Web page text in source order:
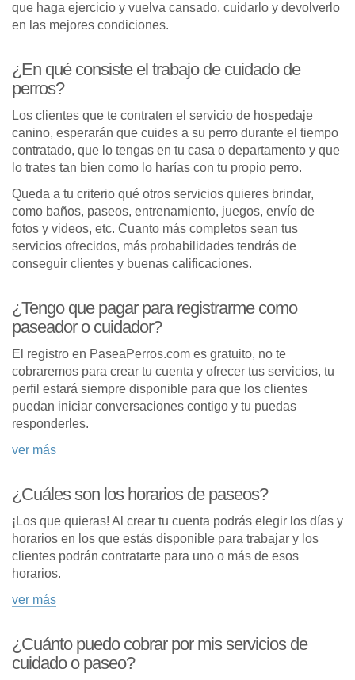
que haga ejercicio y vuelva cansado, cuidarlo y devolverlo
en las mejores condiciones.
¿En qué consiste el trabajo de cuidado de
perros?
Los clientes que te contraten el servicio de hospedaje
canino, esperarán que cuides a su perro durante el tiempo
contratado, que lo tengas en tu casa o departamento y que
lo trates tan bien como lo harías con tu propio perro.
Queda a tu criterio qué otros servicios quieres brindar,
como baños, paseos, entrenamiento, juegos, envío de
fotos y videos, etc. Cuanto más completos sean tus
servicios ofrecidos, más probabilidades tendrás de
conseguir clientes y buenas calificaciones.
¿Tengo que pagar para registrarme como
paseador o cuidador?
El registro en PaseaPerros.com es gratuito, no te
cobraremos para crear tu cuenta y ofrecer tus servicios, tu
perfil estará siempre disponible para que los clientes
puedan iniciar conversaciones contigo y tu puedas
responderles.
ver más
¿Cuáles son los horarios de paseos?
¡Los que quieras! Al crear tu cuenta podrás elegir los días y
horarios en los que estás disponible para trabajar y los
clientes podrán contratarte para uno o más de esos
horarios.
ver más
¿Cuánto puedo cobrar por mis servicios de
cuidado o paseo?